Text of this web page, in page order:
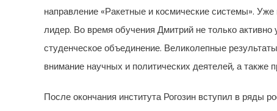
направление «Ракетные и космические системы».
лидер. Во время обучения Дмитрий не только
студенческое объединение. Великолепные
внимание научных и политических деятелей, а
После окончания института Рогозин вступил в ряды